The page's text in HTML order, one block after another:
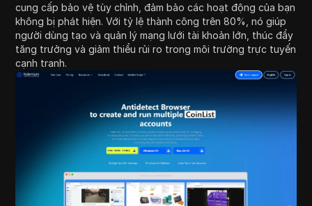
cung cấp bảo vệ tùy chỉnh, đảm bảo các hoạt động của bạn
không bị phát hiện. Với tỷ lệ thành công trên 80%, nó giúp
người dùng tạo và quản lý mạng lưới tài khoản lớn, thúc đẩy
tăng trưởng và giảm thiểu rủi ro trong môi trường trực tuyến
cạnh tranh.